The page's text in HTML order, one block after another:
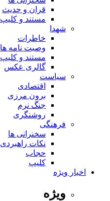
قران و حدیث
مستند و کلیپ
شهدا
خاطرات
وصیت نامه ها
مستند و کلیپ
گالری عکس
سیاست
اقتصادی
برون مرزی
جنگ نرم
روشنگری
فرهنگی
سخنرانی ها
نکات راهبردی
حجاب
کلیپ
اخبار ویژه
ویژه